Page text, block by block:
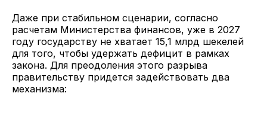
Даже при стабильном сценарии, согласно
расчетам Министерства финансов, уже в 2027
году государству не хватает 15,1 млрд шекелей
для того, чтобы удержать дефицит в рамках
закона. Для преодоления этого разрыва
правительству придется задействовать два
механизма: